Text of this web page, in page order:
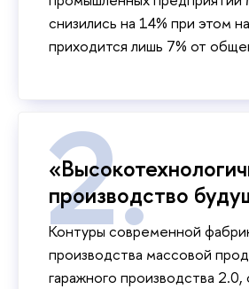
снизились на 14% при этом
приходится лишь 7% от
производство
Контуры современной
производства массовой
гаражного производства